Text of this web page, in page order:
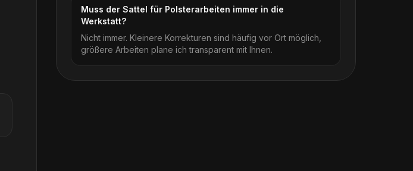
Muss der Sattel für Polsterarbeiten immer in die
Werkstatt?
Nicht immer. Kleinere Korrekturen sind häufig vor Ort möglich,
größere Arbeiten plane ich transparent mit Ihnen.